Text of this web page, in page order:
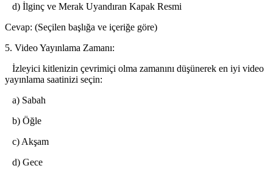
d) İlginç ve Merak Uyandıran Kapak Resmi
Cevap: (Seçilen başlığa ve içeriğe göre)
5. Video Yayınlama Zamanı:
İzleyici kitlenizin çevrimiçi olma zamanını düşünerek en iyi video
yayınlama saatinizi seçin:
a) Sabah
b) Öğle
c) Akşam
d) Gece